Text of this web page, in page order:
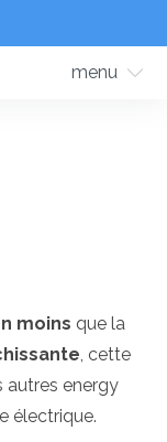
menu
moins que la
, cette
autres energy
électrique.